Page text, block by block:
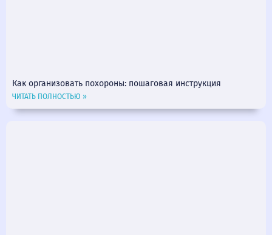
Как организовать похороны: пошаговая инструкция
ЧИТАТЬ ПОЛНОСТЬЮ »